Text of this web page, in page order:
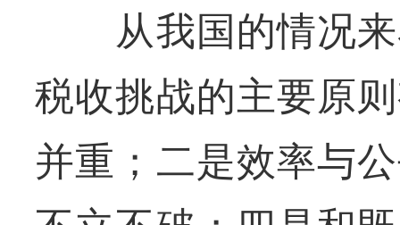
从我国的情况来
税收挑战的主要原
并重；二是效率与